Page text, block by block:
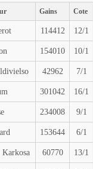
Gains Cote
114412 12/1
154010 10/1
42962 7/1
301042 16/1
234008 9/1
153644 6/1
60770 13/1